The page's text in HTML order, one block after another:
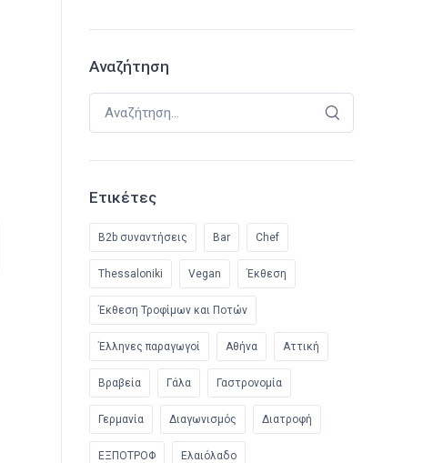
Αναζήτηση
Αναζήτηση για:
Ετικέτες
B2b συναντήσεις Bar Chef
Thessaloniki Vegan Έκθεση
Έκθεση Τροφίμων και Ποτών
Έλληνες παραγωγοί Αθήνα Αττική
Βραβεία Γάλα Γαστρονομία
Γερμανία Διαγωνισμός Διατροφή
ΕΞΠΟΤΡΟΦ Ελαιόλαδο